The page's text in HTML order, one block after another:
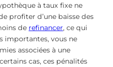
à taux fixe ne
profiter d’une baisse des
de refinancer, ce qui
importantes, vous ne
associées à une
cas, ces pénalités